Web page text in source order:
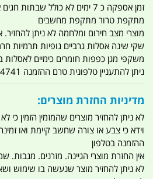
זמן אספקה כ 7 ימים לא כולל
מתקפת טרור מתקפת מחשבים
מוצרי מצב חירום ומלחמה לא ניתן
שקי שינה אסלות גרביים גופיות תרמיות
משקפי מגן כפפות חומרים כימיים לאסלות
ניתן להתעניין טלפונית טרם ההזמנה 0523214741
מדיניות החזרת מוצרים:
לא ניתן להחזיר מוצרים שהמזמין הזמין כי
וידא כי צבע או צורה שחשב קיימת ואו
ההזמנה בטלפון
אין החזרת מוצרי הגיינה. מזרנים. מגבות.
לא ניתן להחזיר מוצר שנעשה בו שימוש